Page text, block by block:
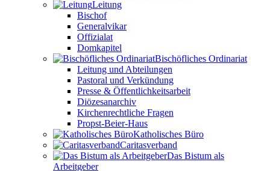
Leitung
Bischof
Generalvikar
Offizialat
Domkapitel
Bischöfliches Ordinariat
Leitung und Abteilungen
Pastoral und Verkündung
Presse & Öffentlichkeitsarbeit
Diözesanarchiv
Kirchenrechtliche Fragen
Propst-Beier-Haus
Katholisches Büro
Caritasverband
Das Bistum als
Arbeitgeber